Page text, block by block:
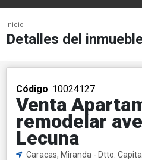
Inicio
Detalles del
Código. 10024127
Venta
remodelar
Lecuna
Caracas, Miranda - Dtto.